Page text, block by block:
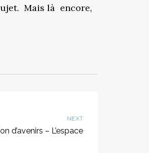
Mais là encore,
NEXT
d’avenirs – L’espace